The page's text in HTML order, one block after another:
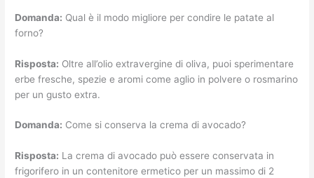
Domanda: Qual è il modo migliore per condire le patate al
forno?
Risposta: Oltre all’olio extravergine di oliva, puoi sperimentare
erbe fresche, spezie e aromi come aglio in polvere o rosmarino
per un gusto extra.
Domanda: Come si conserva la crema di avocado?
Risposta: La crema di avocado può essere conservata in
frigorifero in un contenitore ermetico per un massimo di 2